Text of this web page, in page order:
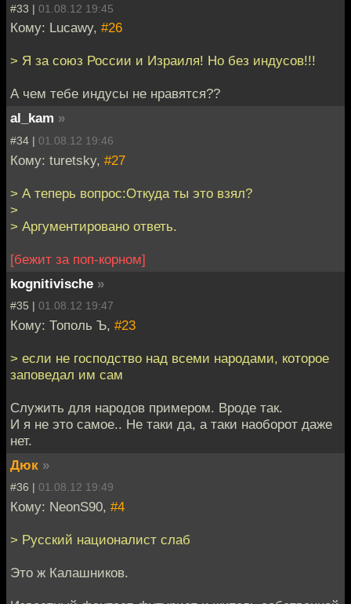
#33 | 01.08.12 19:45
Кому: Lucawy, #26
> Я за союз России и Израиля! Но без индусов!!!
А чем тебе индусы не нравятся??
al_kam »
#34 | 01.08.12 19:46
Кому: turetsky, #27
> А теперь вопрос:Откуда ты это взял?
>
> Аргументировано ответь.
[бежит за поп-корном]
kognitivische »
#35 | 01.08.12 19:47
Кому: Тополь Ъ, #23
> если не господство над всеми народами, которое
заповедал им сам
Служить для народов примером. Вроде так.
И я не это самое.. Не таки да, а таки наоборот даже
нет.
Дюк »
#36 | 01.08.12 19:49
Кому: NeonS90, #4
> Русский националист слаб
Это ж Калашников.